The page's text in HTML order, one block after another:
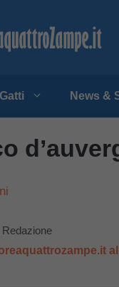
Gatti News &
Redazione